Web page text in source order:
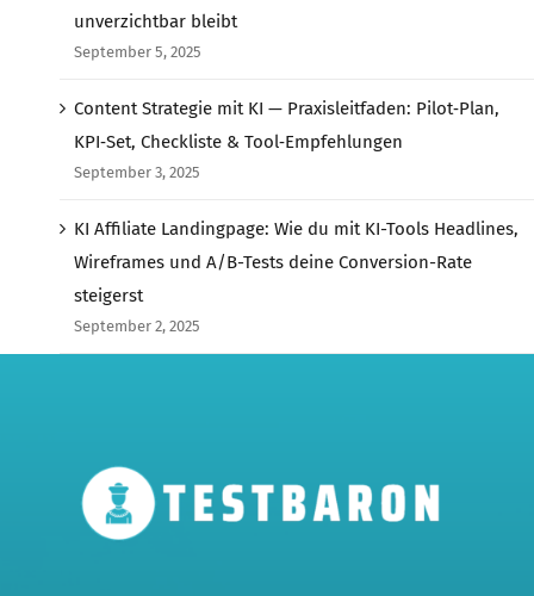
unverzichtbar bleibt
September 5, 2025
Content Strategie mit KI — Praxisleitfaden: Pilot‑Plan,
KPI‑Set, Checkliste & Tool‑Empfehlungen
September 3, 2025
KI Affiliate Landingpage: Wie du mit KI-Tools Headlines,
Wireframes und A/B-Tests deine Conversion-Rate
steigerst
September 2, 2025